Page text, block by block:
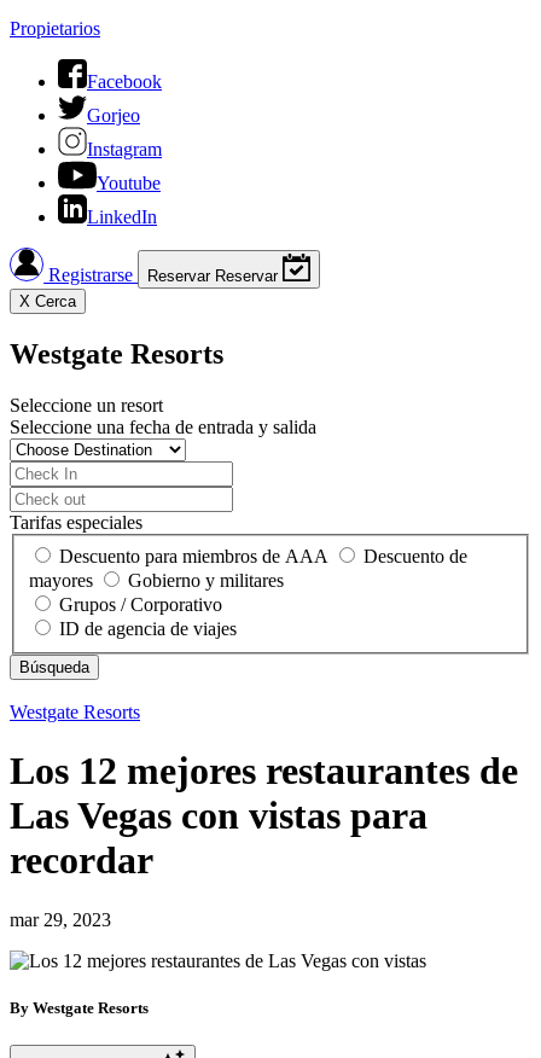
Propietarios
Facebook
Gorjeo
Instagram
Youtube
LinkedIn
Registrarse Reservar Reservar
X Cerca
Westgate Resorts
Seleccione un resort
Seleccione una fecha de entrada y salida
Tarifas especiales
Descuento para miembros de AAA
Descuento de
mayores
Gobierno y militares
Grupos / Corporativo
ID de agencia de viajes
Westgate Resorts
Los 12 mejores restaurantes de
Las Vegas con vistas para
recordar
mar 29, 2023
By Westgate Resorts